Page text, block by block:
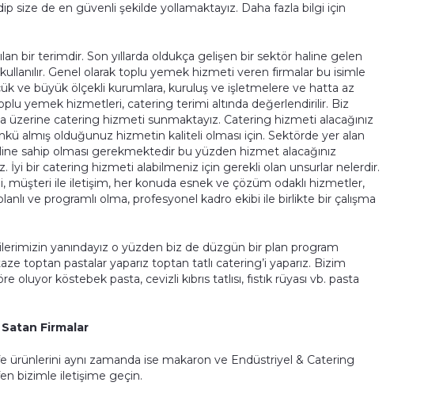
size de en güvenli şekilde yollamaktayız. Daha fazla bilgi için
bir terimdir. Son yıllarda oldukça gelişen bir sektör haline gelen
Genel olarak toplu yemek hizmeti veren firmalar bu isimle
ve büyük ölçekli kurumlara, kuruluş ve işletmelere ve hatta az
toplu yemek hizmetleri, catering terimi altında değerlendirilir. Biz
üzerine catering hizmeti sunmaktayız. Catering hizmeti alacağınız
almış olduğunuz hizmetin kaliteli olması için. Sektörde yer alan
sahip olması gerekmektedir bu yüzden hizmet alacağınız
İyi bir catering hizmeti alabilmeniz için gerekli olan unsurlar nelerdir.
müşteri ile iletişim, her konuda esnek ve çözüm odaklı hizmetler,
ve programlı olma, profesyonel kadro ekibi ile birlikte bir çalışma
yanındayız o yüzden biz de düzgün bir plan program
toptan pastalar yaparız toptan tatlı catering’i yaparız. Bizim
oluyor köstebek pasta, cevizli kıbrıs tatlısı, fıstık rüyası vb. pasta
Satan Firmalar
ürünlerini aynı zamanda ise makaron ve Endüstriyel & Catering
bizimle iletişime geçin.